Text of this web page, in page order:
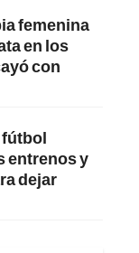
femenina
en los
con
entrenos y
dejar